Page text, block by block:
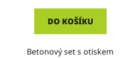
DO KOŠÍKU
Betonový set s otiskem